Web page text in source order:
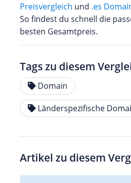
Preisvergleich und .es
So findest du schnell die
besten Gesamtpreis.
Tags zu diesem
Domain
Länderspezifische
Artikel zu diesem